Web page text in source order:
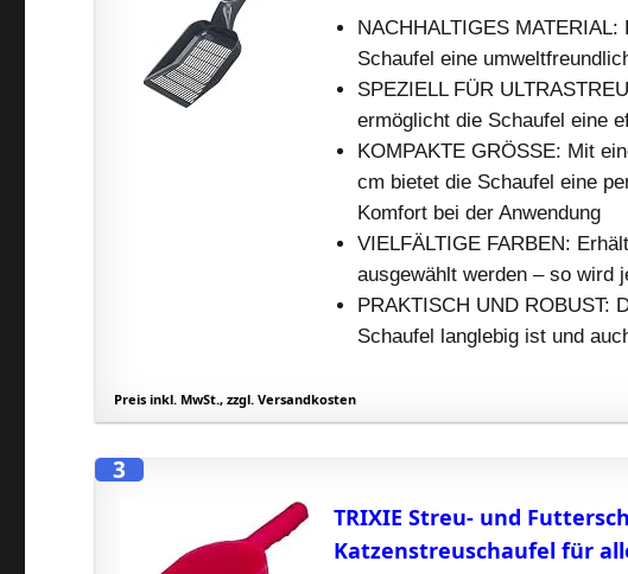
NACHHALTIGES
Schaufel eine
SPEZIELL FÜR
ermöglicht die Schaufel eine
KOMPAKTE GRÖSSE: Mit
cm bietet die Schaufel eine
Komfort bei der Anwendung
VIELFÄLTIGE FARBEN:
ausgewählt werden – so wird
PRAKTISCH UND ROBUST:
Schaufel langlebig ist und
Preis inkl. MwSt., zzgl. Versandkosten
3
TRIXIE Streu- und
Katzenstreuschaufel für